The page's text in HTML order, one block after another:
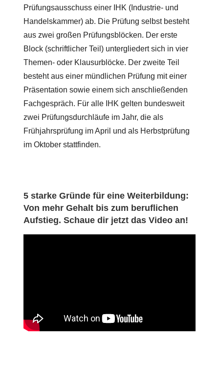
Prüfungsausschuss einer IHK (Industrie- und
Handelskammer) ab. Die Prüfung selbst besteht
aus zwei großen Prüfungsblöcken. Der erste
Block (schriftlicher Teil) untergliedert sich in vier
Themen- oder Klausurblöcke. Der zweite Teil
besteht aus einer mündlichen Prüfung mit einer
Präsentation sowie einem sich anschließenden
Fachgespräch. Für alle IHK gelten bundesweit
zwei Prüfungsdurchläufe im Jahr, die als
Frühjahrsprüfung im April und als Herbstprüfung
im Oktober stattfinden.
5 starke Gründe für eine Weiterbildung:
Von mehr Gehalt bis zum beruflichen
Aufstieg. Schaue dir jetzt das Video an!